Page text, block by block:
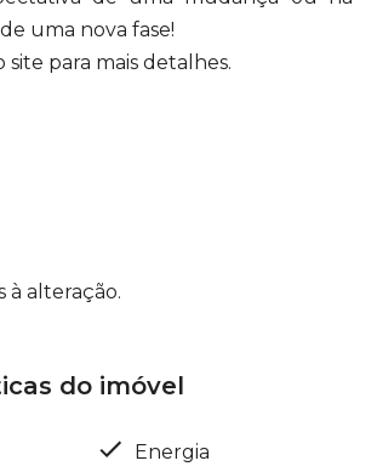
uma nova fase!
site para mais detalhes.
à alteração.
do imóvel
Energia